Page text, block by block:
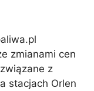
zmianami cen
z
stacjach Orlen